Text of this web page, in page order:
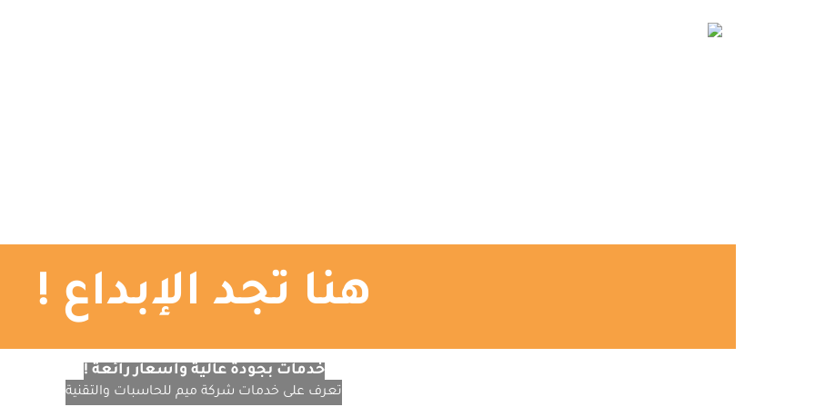
هنا تجد الإبداع !
خدمات بجودة عالية وأسعار رائعة !
تعرف على خدمات شركة ميم للحاسبات والتقنية